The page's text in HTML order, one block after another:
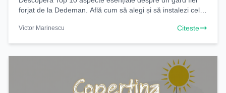
forjat de la Dedeman. Află cum să alegi și să instalezi cel
Victor Marinescu Citeste